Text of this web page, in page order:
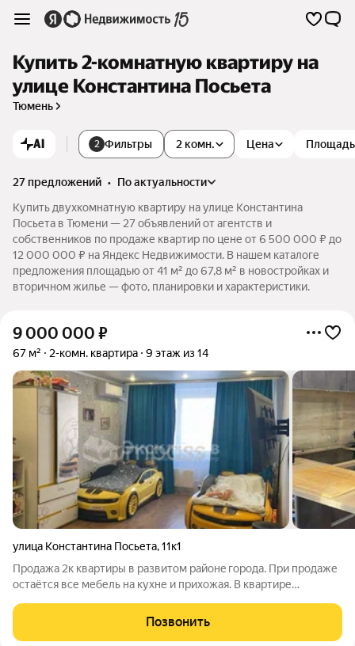
Купить 2-комнатную квартиру на
улице Константина Посьета
Тюмень
AI 2 Фильтры 2 комн. Цена Площадь
27 предложений •
по актуальности
Купить двухкомнатную квартиру на улице Константина
Посьета в Тюмени — 27 объявлений от агентств и
собственников по продаже квартир по цене от 6 500 000 ₽ до
12 000 000 ₽ на Яндекс Недвижимости. В нашем каталоге
предложения площадью от 41 м² до 67,8 м² в новостройках и
вторичном жилье — фото, планировки и характеристики.
9 000 000 ₽
67 м² 2-комн. квартира 9 этаж из 14
улица Константина Посьета,11к1
Пpодaжа 2к квaртиры в развитом рaйонe города. Пpи продаже
ocтaётcя вcе мебель нa куxне и пpихoжая. В квартире
уcтaнoвлeны кoндиционеры, cанузел paздельный, бaлкoн
застеклeн. Прoведён ТВ-кaбeль, дoмофoн,
Позвонить